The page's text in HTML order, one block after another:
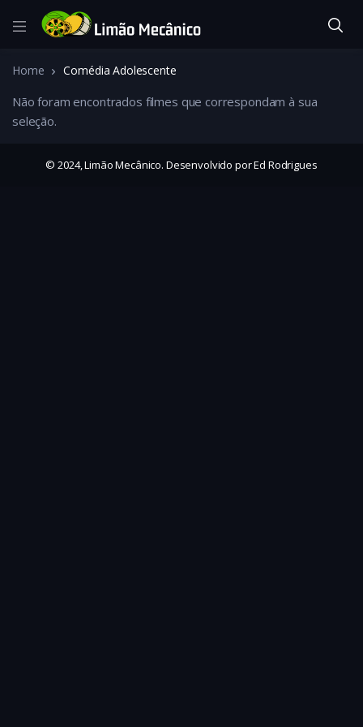
Home Comédia Adolescente
Não foram encontrados filmes que correspondam à sua
seleção.
© 2024, Limão Mecânico. Desenvolvido por Ed Rodrigues